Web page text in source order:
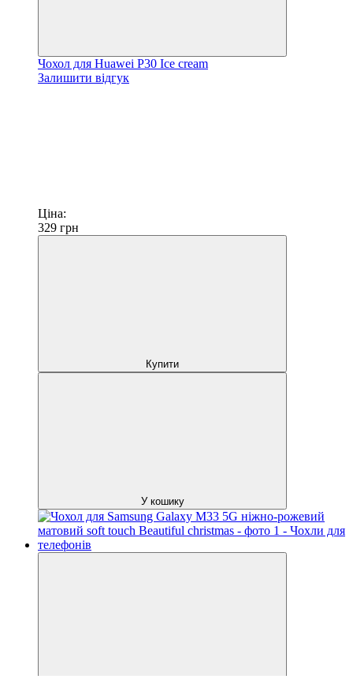
Чохол для Huawei P30 Ice cream
Залишити відгук
Ціна:
329 грн
Купити
У кошику